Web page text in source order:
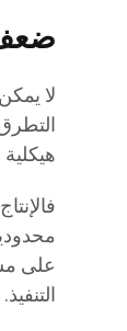
ضعف
لا
على
التنفيذ.